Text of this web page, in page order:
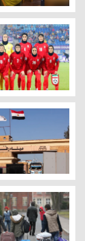
تحقيق لـ 'BBC' يكشف إقامة 'عرّاب تهريب المهاجرين' العراقي في بريطانيا وطلبه اللجوء
لاعبة من
مصر تمهد